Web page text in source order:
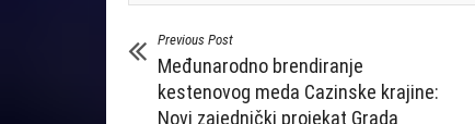
Previous Post
Međunarodno brendiranje
kestenovog meda Cazinske krajine:
Novi zajednički projekat Grada